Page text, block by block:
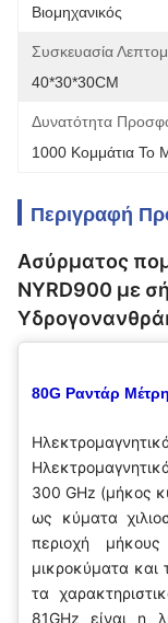
Βιομηχανικός
Συσκευασία
40*30*30CM
Δυνατότητα
1000 Κομμάτια Το
Περιγραφή
Ασύρματος
NYRD900 με
80G Ραντάρ
300 GHz (μήκος
ως κύματα
περιοχή
μικροκύματα
τα
81GHz είναι η